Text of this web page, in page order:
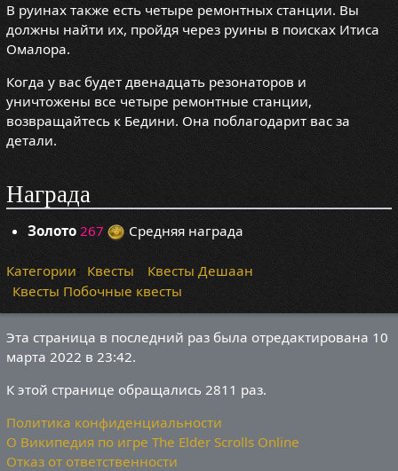
В руинах также есть четыре ремонтных станции. Вы
должны найти их, пройдя через руины в поисках Итиса
Омалора.
Когда у вас будет двенадцать резонаторов и
уничтожены все четыре ремонтные станции,
возвращайтесь к Бедини. Она поблагодарит вас за
детали.
Награда
Золото 267 Средняя награда
Категории: Квесты
Квесты Дешаан
Квесты Побочные квесты
Эта страница в последний раз была отредактирована 10
марта 2022 в 23:42.
К этой странице обращались 2811 раз.
Политика конфиденциальности
О Википедия по игре The Elder Scrolls Online
Отказ от ответственности